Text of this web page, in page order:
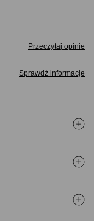
Przeczytaj opinie
Sprawdź informacje